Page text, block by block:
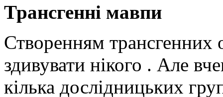
Трансгенні мавпи
Створенням трансгенних
здивувати нікого . Але
кілька дослідницьких